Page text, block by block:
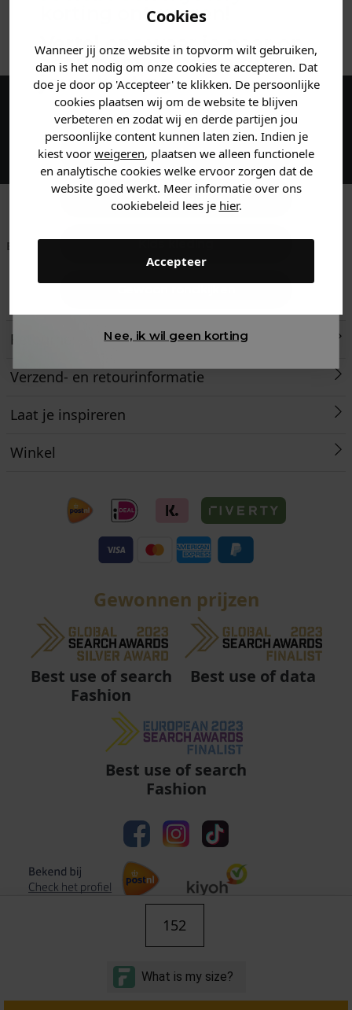
Cookies
Wanneer jij onze website in topvorm wilt gebruiken,
dan is het nodig om onze cookies te accepteren. Dat
doe je door op 'Accepteer' te klikken. De persoonlijke
cookies plaatsen wij om de website te blijven
verbeteren en zodat wij en derde partijen jou
persoonlijke content kunnen laten zien. Indien je
kiest voor weigeren, plaatsen we alleen functionele
en analytische cookies welke ervoor zorgen dat de
website goed werkt. Meer informatie over ons
cookiebeleid lees je hier.
Accepteer
152
ANDERE BESTELDEN OOK
Maak een account aan en ontvang 5%
korting op je eerste bestelling!
Betaal achteraf met
is morgen in huis!*
Retourneren
Verzend- en retourinformatie
Laat je inspireren
Winkel
Gewonnen prijzen
Best use of search
Fashion
Best use of data
Best use of search
Fashion
Algemene voorwaarden | Privacy
© Copyright 2011 - 2026 Soccerfanshop
korting ontvangen!
Vertel ons waar je naar op
zoek bent en claim direct
jouwkorting.
Heren kleding
Dames kleding
Kids kleding
Nee, ik wil geen korting